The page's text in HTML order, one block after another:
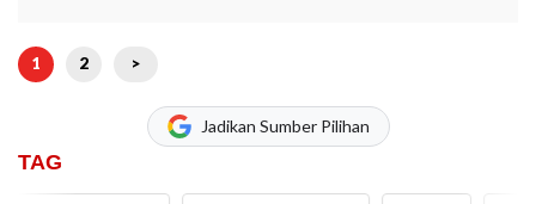
1 2 >
Jadikan Sumber Pilihan
TAG